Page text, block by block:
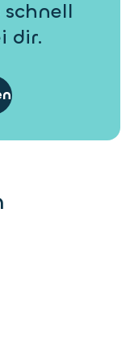
dir.